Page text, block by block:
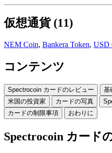
仮想通貨 (11)
NEM Coin, Bankera Token, USD
コンテンツ
Spectrocoin カードのレビュー 基
米国の投資家
カードの写真
カードの制限事項
おわりに
Spectrocoin カード